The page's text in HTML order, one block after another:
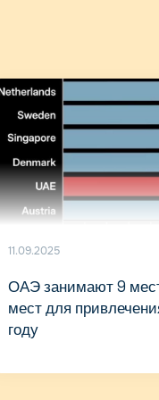
11.09.2025
ОАЭ занимают 9
мест для
году